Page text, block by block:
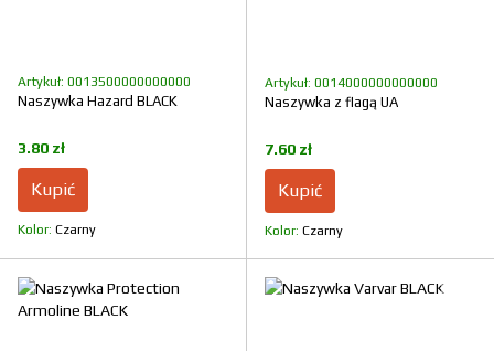
Artykuł: 0013500000000000
Naszywka Hazard BLACK
3.80 zł
Kupić
Kolor Czarny
Artykuł: 0014000000000000
Naszywka z flagą UA
7.60 zł
Kupić
Kolor Czarny